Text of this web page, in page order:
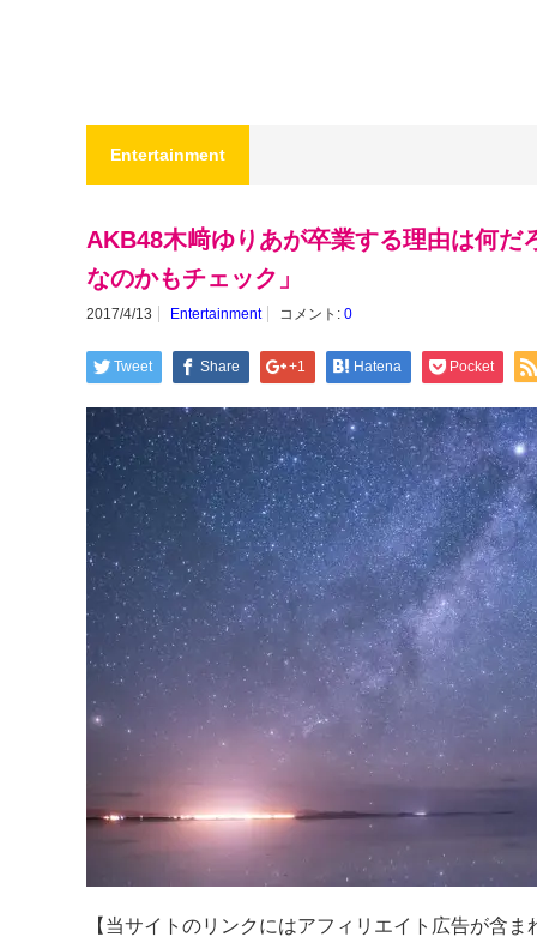
Entertainment
AKB48木﨑ゆりあが卒業する理由は何だ
なのかもチェック」
2017/4/13 Entertainment コメント: 0
Tweet Share +1 Hatena Pocket
【当サイトのリンクにはアフィリエイト広告が含ま